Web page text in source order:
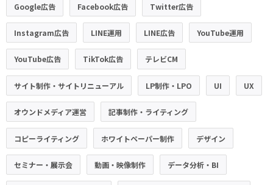
Google広告 Facebook広告 Twitter広告
Instagram広告 LINE運用 LINE広告 YouTube運用
YouTube広告 TikTok広告 テレビCM
サイト制作・サイトリニューアル LP制作・LPO UI UX
オウンドメディア運営 記事制作・ライティング
コピーライティング ホワイトペーパー制作 デザイン
セミナー・展示会 動画・映像制作 データ分析・BI